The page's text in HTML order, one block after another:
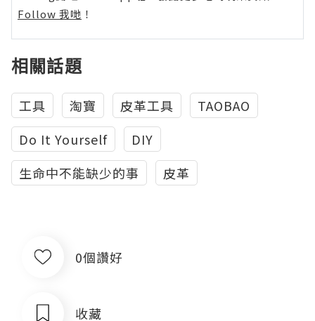
Follow 我哋 ！
相關話題
工具 淘寶 皮革工具
TAOBAO
Do It Yourself
DIY
生命中不能缺少的事
皮革
0個讚好
收藏